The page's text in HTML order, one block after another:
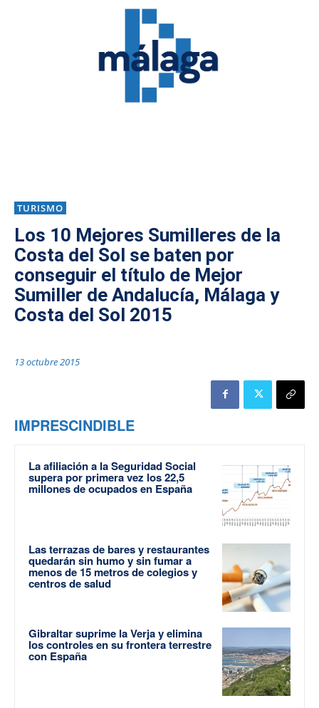
TURISMO
Los 10 Mejores Sumilleres de la
Costa del Sol se baten por
conseguir el título de Mejor
Sumiller de Andalucía, Málaga y
Costa del Sol 2015
13 octubre 2015
IMPRESCINDIBLE
La afiliación a la Seguridad Social
supera por primera vez los 22,5
millones de ocupados en España
Las terrazas de bares y restaurantes
quedarán sin humo y sin fumar a
menos de 15 metros de colegios y
centros de salud
Gibraltar suprime la Verja y elimina
los controles en su frontera terrestre
con España